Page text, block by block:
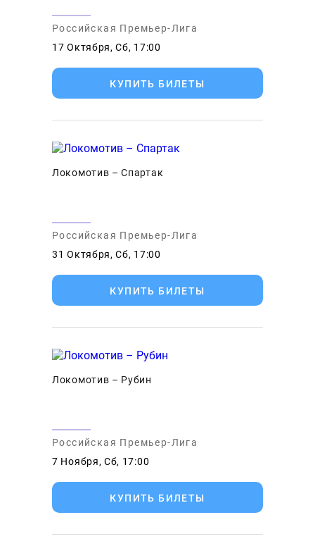
Российская Премьер-Лига
17 Октября, Сб, 17:00
КУПИТЬ БИЛЕТЫ
Локомотив – Спартак
Российская Премьер-Лига
31 Октября, Сб, 17:00
КУПИТЬ БИЛЕТЫ
Локомотив – Рубин
Российская Премьер-Лига
7 Ноября, Сб, 17:00
КУПИТЬ БИЛЕТЫ